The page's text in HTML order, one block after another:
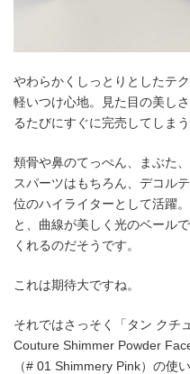
やわらかくしっとりとしたテ
軽いつけ心地。見た目の美し
るたびにすぐに完売してしま
頬骨や鼻のてっぺん、まぶた
スパーツはもちろん、デコル
位のハイライターとして活躍
と、曲線が美しく光のベール
くれるのだそうです。
これは期待大ですね。
それではさっそく「タン クチ
Couture Shimmer Powder
（# 01 Shimmery Pink）の使